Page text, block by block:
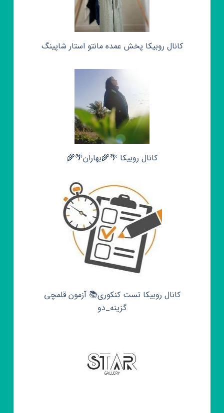
کانال روبیکا پخش عمده مانتو استار شاپینگ
کانال روبیکا 🌴🌾بهاران🌴🌾
کانال روبیکا تست کنکوری📚 آزمون قلمچی‌‌
گزینه_دو